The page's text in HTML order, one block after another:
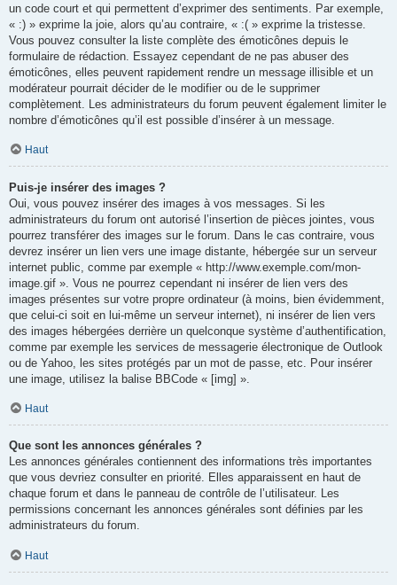
un code court et qui permettent d’exprimer des sentiments. Par exemple,
« :) » exprime la joie, alors qu’au contraire, « :( » exprime la tristesse.
Vous pouvez consulter la liste complète des émoticônes depuis le
formulaire de rédaction. Essayez cependant de ne pas abuser des
émoticônes, elles peuvent rapidement rendre un message illisible et un
modérateur pourrait décider de le modifier ou de le supprimer
complètement. Les administrateurs du forum peuvent également limiter le
nombre d’émoticônes qu’il est possible d’insérer à un message.
Haut
Puis-je insérer des images ?
Oui, vous pouvez insérer des images à vos messages. Si les
administrateurs du forum ont autorisé l’insertion de pièces jointes, vous
pourrez transférer des images sur le forum. Dans le cas contraire, vous
devrez insérer un lien vers une image distante, hébergée sur un serveur
internet public, comme par exemple « http://www.exemple.com/mon-
image.gif ». Vous ne pourrez cependant ni insérer de lien vers des
images présentes sur votre propre ordinateur (à moins, bien évidemment,
que celui-ci soit en lui-même un serveur internet), ni insérer de lien vers
des images hébergées derrière un quelconque système d’authentification,
comme par exemple les services de messagerie électronique de Outlook
ou de Yahoo, les sites protégés par un mot de passe, etc. Pour insérer
une image, utilisez la balise BBCode « [img] ».
Haut
Que sont les annonces générales ?
Les annonces générales contiennent des informations très importantes
que vous devriez consulter en priorité. Elles apparaissent en haut de
chaque forum et dans le panneau de contrôle de l’utilisateur. Les
permissions concernant les annonces générales sont définies par les
administrateurs du forum.
Haut